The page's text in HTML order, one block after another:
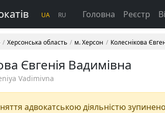
UA RU Головна Реєстр
Херсонська область м. Херсон Колеснікова
Євгенія Вадимівна
Vadimivna
адвокатською діяльністю